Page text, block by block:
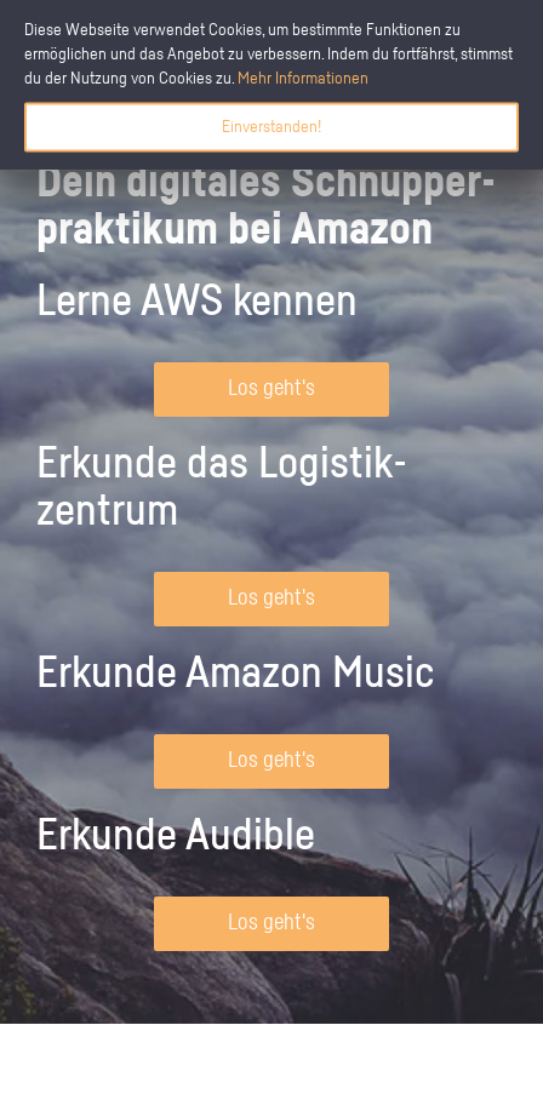
Diese Webseite verwendet Cookies, um bestimmte Funktionen zu
ermöglichen und das Angebot zu verbessern. Indem du fortfährst, stimmst
du der Nutzung von Cookies zu. Mehr Informationen
Einverstanden!
Dein digitales Schnupper­
praktikum bei Amazon
Lerne AWS kennen
Los geht's
Erkunde das Logistik­
zentrum
Los geht's
Erkunde Amazon Music
Los geht's
Erkunde Audible
Los geht's